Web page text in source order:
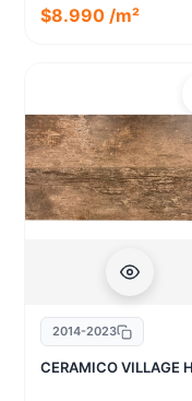
$8.990 /m²
2014-2023
CERAMICO VILLAGE